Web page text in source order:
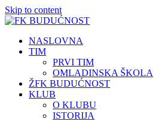
Skip to content
NASLOVNA
TIM
PRVI TIM
OMLADINSKA ŠKOLA
ŽFK BUDUĆNOST
KLUB
O KLUBU
ISTORIJA